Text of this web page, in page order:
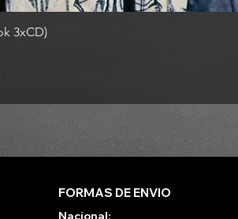
3xCD)
FORMAS DE ENVIO
Nacional: